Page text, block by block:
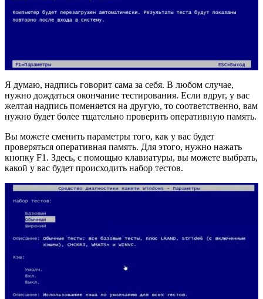
Я думаю, надпись говорит сама за себя. В любом случае,
нужно дождаться окончание тестирования. Если вдруг, у вас
желтая надпись поменяется на другую, то соответственно, вам
нужно будет более тщательно проверить оперативную память.
Вы можете сменить параметры того, как у вас будет
проверяться оперативная память. Для этого, нужно нажать
кнопку F1. Здесь, с помощью клавиатуры, вы можете выбрать,
какой у вас будет происходить набор тестов.